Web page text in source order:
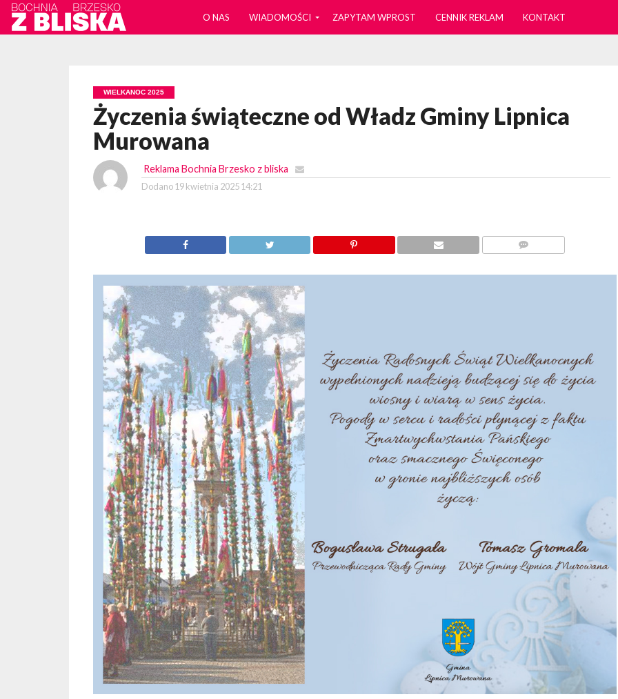
O NAS WIADOMOŚCI ZAPYTAM WPROST CENNIK REKLAM KONTAKT
WIELKANOC 2025
Życzenia świąteczne od Władz Gminy Lipnica
Murowana
Reklama Bochnia Brzesko z bliska
Dodano 19 kwietnia 2025 14:21